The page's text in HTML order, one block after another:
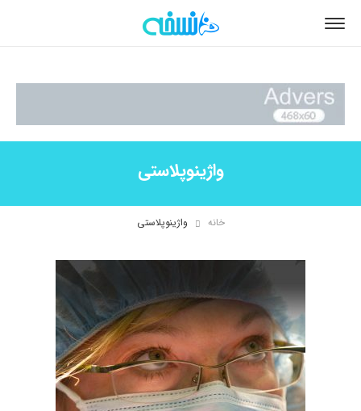
واژینوپلاستی
خانه واژینوپلاستی